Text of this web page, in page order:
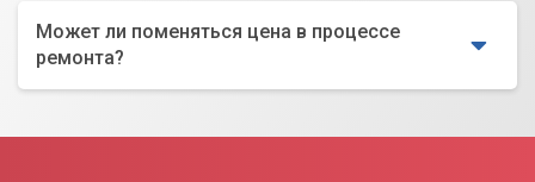
Может ли поменяться цена в процессе
ремонта?